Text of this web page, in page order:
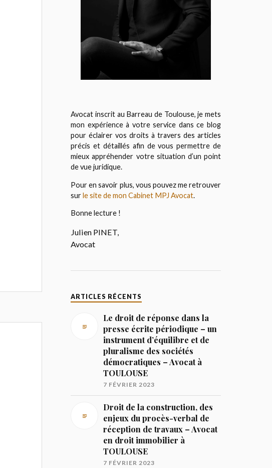
Avocat inscrit au Barreau de Toulouse, je mets
mon expérience à votre service dans ce blog
pour éclairer vos droits à travers des articles
précis et détaillés afin de vous permettre de
mieux appréhender votre situation d’un point
de vue juridique.
Pour en savoir plus, vous pouvez me retrouver
surle site de mon Cabinet MPJ Avocat.
Bonne lecture !
Julien PINET,
Avocat
ARTICLES RÉCENTS
Le droit de réponse dans la
presse écrite périodique – un
instrument d’équilibre et de
pluralisme des sociétés
démocratiques – Avocat à
TOULOUSE
7 FÉVRIER 2023
Droit de la construction, des
enjeux du procès-verbal de
réception de travaux – Avocat
en droit immobilier à
TOULOUSE
7 FÉVRIER 2023